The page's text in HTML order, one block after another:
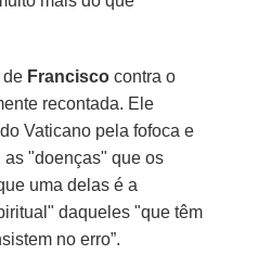
de Francisco contra o
recontada. Ele
Vaticano pela fofoca e
"doenças" que os
uma delas é a
daqueles "que têm
no erro”.